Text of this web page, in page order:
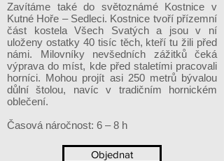
Zavítáme také do světoznámé Kostnice v
Kutné Hoře – Sedleci. Kostnice tvoří přízemní
část kostela Všech Svatých a jsou v ní
uloženy ostatky 40 tisíc těch, kteří tu žili před
námi. Milovníky nevšedních zážitků čeká
výprava do míst, kde před staletími pracovali
horníci. Mohou projít asi 250 metrů bývalou
důlní štolou, navíc v tradičním hornickém
oblečení.
Časová náročnost: 6 – 8 h
Objednat